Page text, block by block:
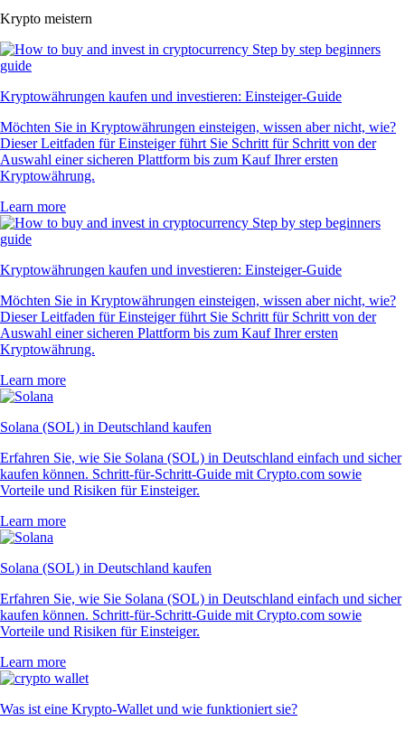
Krypto meistern
Kryptowährungen kaufen und investieren: Einsteiger-Guide
Möchten Sie in Kryptowährungen einsteigen, wissen aber nicht, wie?
Dieser Leitfaden für Einsteiger führt Sie Schritt für Schritt von der
Auswahl einer sicheren Plattform bis zum Kauf Ihrer ersten
Kryptowährung.
Learn more
Kryptowährungen kaufen und investieren: Einsteiger-Guide
Möchten Sie in Kryptowährungen einsteigen, wissen aber nicht, wie?
Dieser Leitfaden für Einsteiger führt Sie Schritt für Schritt von der
Auswahl einer sicheren Plattform bis zum Kauf Ihrer ersten
Kryptowährung.
Learn more
Solana (SOL) in Deutschland kaufen
Erfahren Sie, wie Sie Solana (SOL) in Deutschland einfach und sicher
kaufen können. Schritt-für-Schritt-Guide mit Crypto.com sowie
Vorteile und Risiken für Einsteiger.
Learn more
Solana (SOL) in Deutschland kaufen
Erfahren Sie, wie Sie Solana (SOL) in Deutschland einfach und sicher
kaufen können. Schritt-für-Schritt-Guide mit Crypto.com sowie
Vorteile und Risiken für Einsteiger.
Learn more
Was ist eine Krypto-Wallet und wie funktioniert sie?